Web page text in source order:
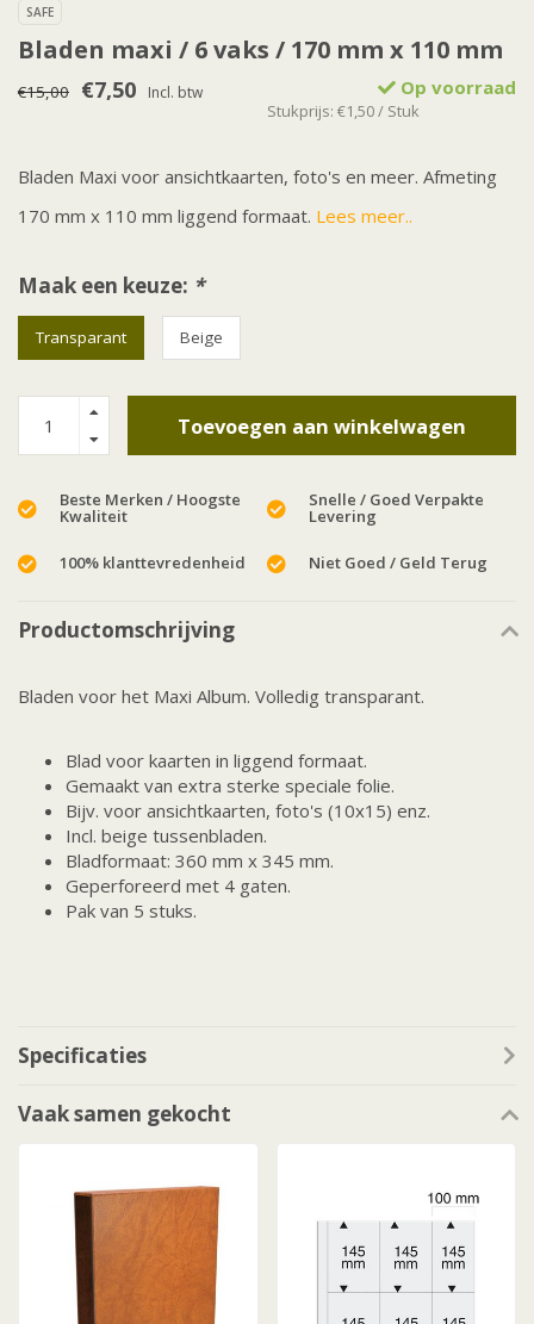
SAFE
Bladen maxi / 6 vaks / 170 mm x 110 mm
€15,00 €7,50 Incl. btw Op voorraad
Stukprijs: €1,50 / Stuk
Bladen Maxi voor ansichtkaarten, foto's en meer. Afmeting
170 mm x 110 mm liggend formaat. Lees meer..
Maak een keuze: *
Transparant Beige
Toevoegen aan winkelwagen
Beste Merken / Hoogste
Kwaliteit
Snelle / Goed Verpakte
Levering
100% klanttevredenheid Niet Goed / Geld Terug
Productomschrijving
Bladen voor het Maxi Album. Volledig transparant.
Blad voor kaarten in liggend formaat.
Gemaakt van extra sterke speciale folie.
Bijv. voor ansichtkaarten, foto's (10x15) enz.
Incl. beige tussenbladen.
Bladformaat: 360 mm x 345 mm.
Geperforeerd met 4 gaten.
Pak van 5 stuks.
Specificaties
Vaak samen gekocht